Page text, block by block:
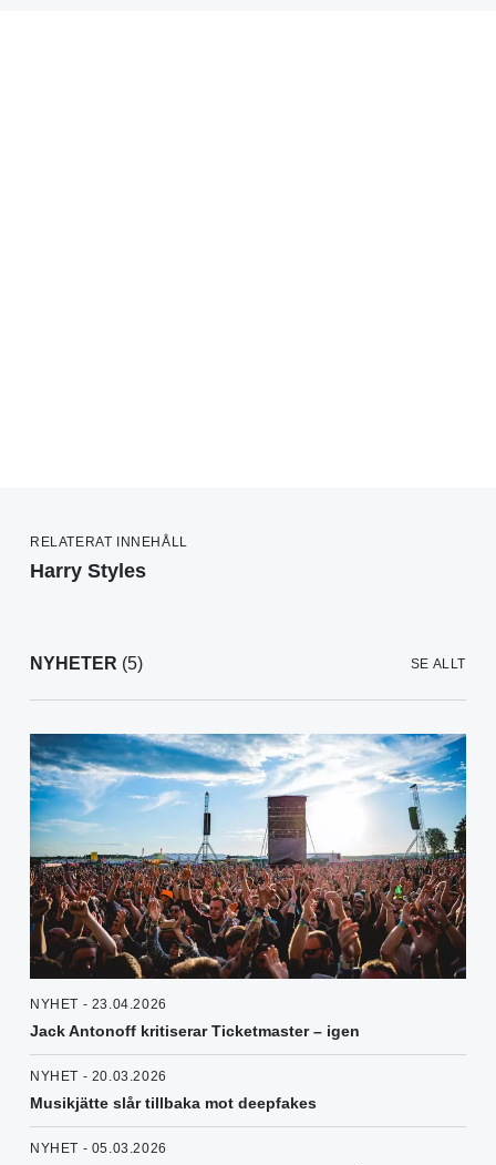
RELATERAT INNEHÅLL
Harry Styles
NYHETER (5) SE ALLT
NYHET - 23.04.2026
Jack Antonoff kritiserar Ticketmaster – igen
NYHET - 20.03.2026
Musikjätte slår tillbaka mot deepfakes
NYHET - 05.03.2026